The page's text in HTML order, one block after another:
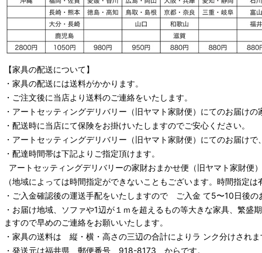
【家具の配送について】
・家具の配送には送料がかかります。
・ご注文後に当店より送料のご連絡をいたします。
・ アートセッティングデリバリー （旧ヤマト家財便） にてのお届けの
・配送時に当店にて保険をお掛けいたしますのでご安心ください。
・ アートセッティングデリバリー （旧ヤマト家財便） にてのお届けで
・配達時間帯は下記よりご指定頂けます。
アートセッティングデリバリーの家財おまかせ便 （旧ヤマト家財便
（地域によっては時間指定ができないこともございます。時間指定
・ご入金確認後の運送手配をいたしますので ご入金 て5〜10日後の
・お届け地域、ソファや1辺が１ｍを超えるもの等大きな家具、繁
ますので早めのご連絡をお願いいたします。
・家具の送料は 縦・横・高さの三辺の合計によりラ ンク分けされま
・発送元は福井県 郵便番号 918-8173 からです。